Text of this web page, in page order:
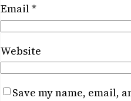
Email*
Website
Save my name, email,